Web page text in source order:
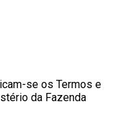
se os Termos e
da Fazenda